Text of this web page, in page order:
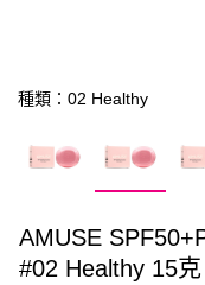
種類：02 Healthy
AMUSE
#02 Healthy 15克